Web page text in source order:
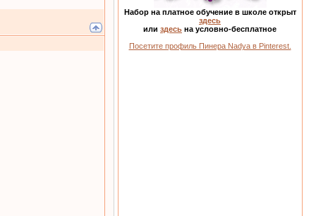
Набор на платное обучение в школе открыт
здесь
или здесь на условно-бесплатное
Посетите профиль Пинера Nadya в Pinterest.